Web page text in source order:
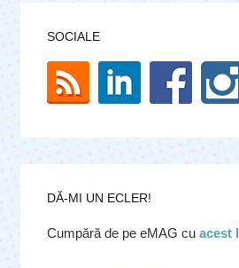
SOCIALE
DĂ-MI UN ECLER!
Cumpără de pe eMAG cu acest